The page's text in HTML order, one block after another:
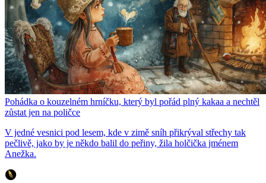
Pohádka o kouzelném hrníčku, který byl pořád plný kakaa a nechtěl
zůstat jen na poličce
V jedné vesnici pod lesem, kde v zimě sníh přikrýval střechy tak
pečlivě, jako by je někdo balil do peřiny, žila holčička jménem
Anežka.